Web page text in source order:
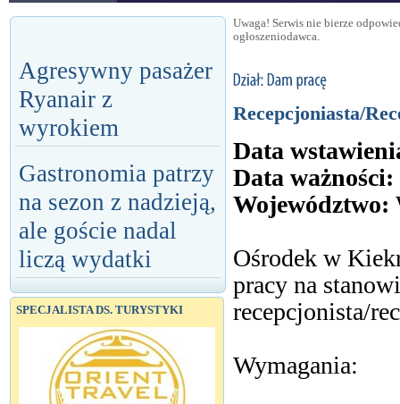
Agresywny pasażer
Ryanair z
wyrokiem
Gastronomia patrzy
na sezon z nadzieją,
ale goście nadal
liczą wydatki
SPECJALISTA DS. TURYSTYKI
Uwaga! Serwis nie bierze
ogłoszeniodawca.
Recepcjoniasta/
Data
Data ważności:
Województwo:
Ośrodek w
pracy na
recepcjonista/
Wymagania: